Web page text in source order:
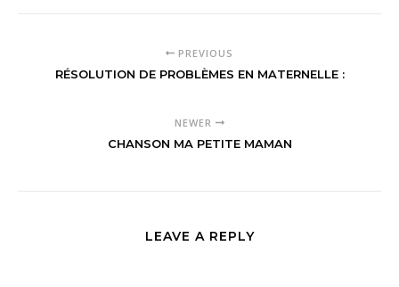
PREVIOUS
RÉSOLUTION DE PROBLÈMES EN MATERNELLE :
NEWER
CHANSON MA PETITE MAMAN
LEAVE A REPLY